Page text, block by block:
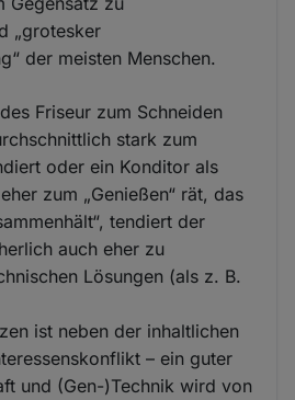
„grotesker
der meisten Menschen.
Friseur zum Schneiden
stark zum
oder ein Konditor als
zum „Genießen“ rät, das
tendiert der
auch eher zu
Lösungen (als z. B.
ist neben der inhaltlichen
– ein guter
und (Gen-)Technik wird von